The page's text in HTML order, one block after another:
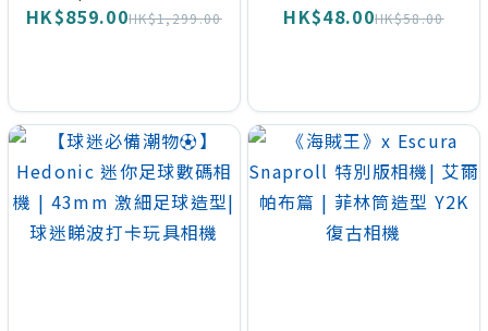
LED|10 分鐘打造精緻小鼻|
改善豬膽鼻肉肉鼻鼻翼闊
HK$859.00HK$1,299.00
殼
HK$48.00HK$58.00